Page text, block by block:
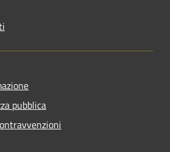
pubblica